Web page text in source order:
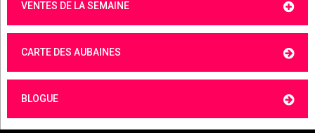
VENTES DE LA SEMAINE
CARTE DES AUBAINES
BLOGUE